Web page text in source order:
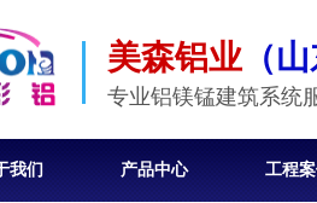
美森铝业 （
专业铝镁锰建筑系统
我们 产品中心 工程案